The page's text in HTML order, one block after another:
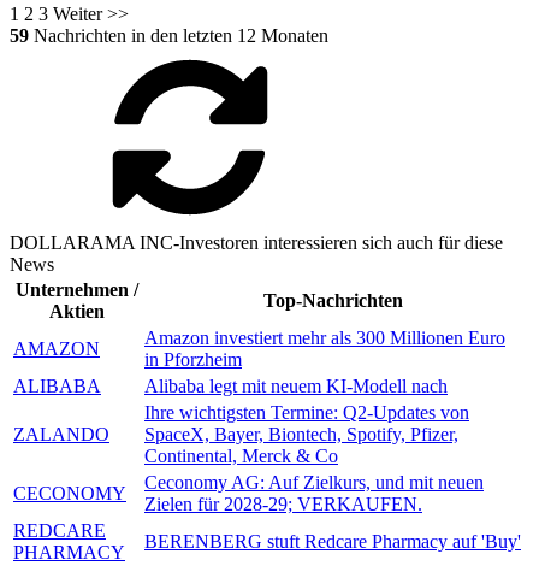
1 2 3 Weiter >>
59 Nachrichten in den letzten 12 Monaten
DOLLARAMA INC-Investoren interessieren sich auch für diese
News
Unternehmen /
Aktien
Top-Nachrichten
AMAZON
Amazon investiert mehr als 300 Millionen Euro
in Pforzheim
ALIBABA
Alibaba legt mit neuem KI-Modell nach
ZALANDO
Ihre wichtigsten Termine: Q2-Updates von
SpaceX, Bayer, Biontech, Spotify, Pfizer,
Continental, Merck & Co
CECONOMY
Ceconomy AG: Auf Zielkurs, und mit neuen
Zielen für 2028-29; VERKAUFEN.
REDCARE
PHARMACY
BERENBERG stuft Redcare Pharmacy auf 'Buy'